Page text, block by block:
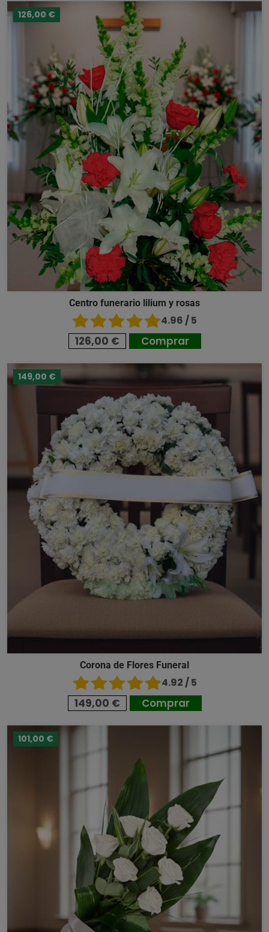
126,00 €
Centro funerario lilium y rosas
4.96 / 5
126,00 € Comprar
149,00 €
Corona de Flores Funeral
4.92 / 5
149,00 € Comprar
101,00 €